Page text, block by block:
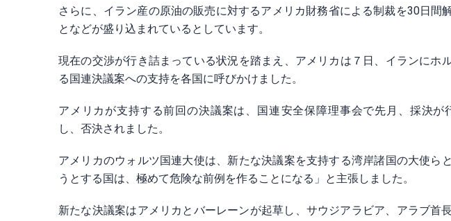
さらに、イラン産の原油の販売に対するアメリカ財務省による制裁を30日間
となどが盛り込まれているとしています。
現在の交渉が行き詰まっている状況を踏まえ、アメリカは７日、イランにホ
る国連決議案へ​の支持を各国に呼びかけました。
アメリカが支持する前回の決議案は、国連​安全保障理事会で先月、採決
し、⁠否決されました。
アメリカのウォルツ国連大使は、新​たな決議案を支持する湾岸諸国の大使ら
うとする国は、極めて危険な前例を作ることになる」と主張しました。
新たな決議案はアメリカとバーレーンが起草し、サウジアラビア、アラブ首